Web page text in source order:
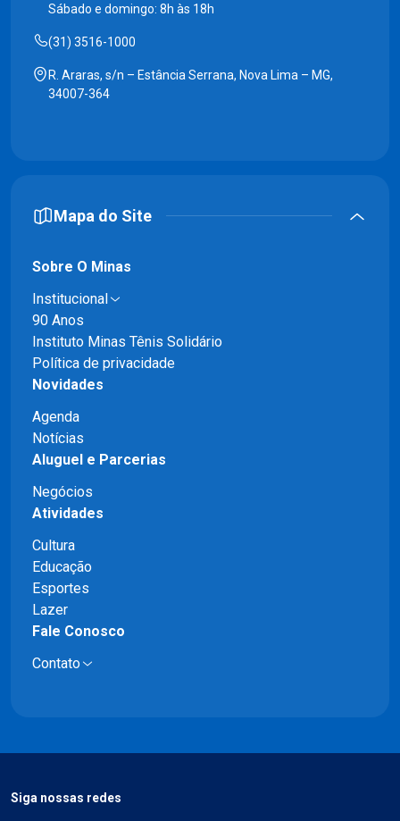
Sábado e domingo: 8h às 18h
(31) 3516-1000
R. Araras, s/n – Estância Serrana, Nova Lima – MG,
34007-364
Mapa do Site
Sobre O Minas
Institucional
90 Anos
Instituto Minas Tênis Solidário
Política de privacidade
Novidades
Agenda
Notícias
Aluguel e Parcerias
Negócios
Atividades
Cultura
Educação
Esportes
Lazer
Fale Conosco
Contato
Siga nossas redes